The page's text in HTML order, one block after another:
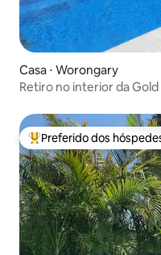
Casa ⋅ Worongary
Retiro no interior da
Entre os melhores
Preferido dos